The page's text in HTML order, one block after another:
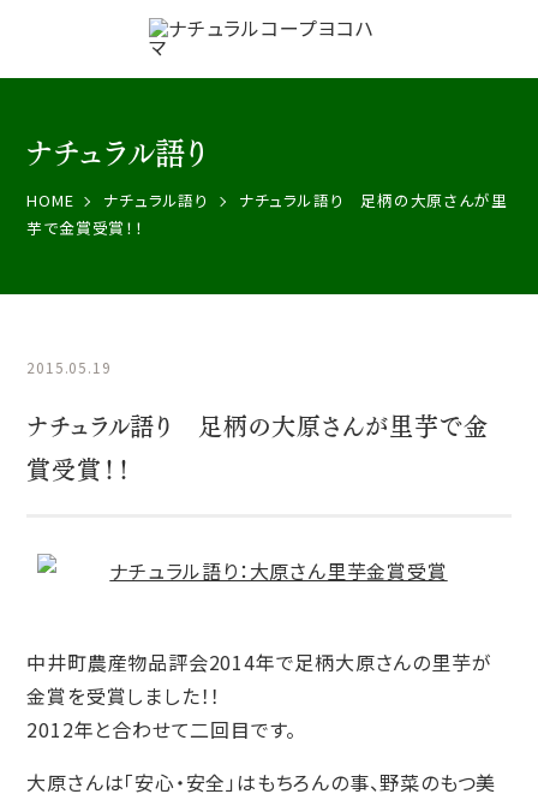
ナチュラル語り
HOME ナチュラル語り
ナチュラル語り 足柄の大原さんが里
芋で金賞受賞！！
2015.05.19
ナチュラル語り 足柄の大原さんが里芋で金
賞受賞！！
中井町農産物品評会2014年で足柄大原さんの里芋が
金賞を受賞しました！！
2012年と合わせて二回目です。
大原さんは「安心・安全」はもちろんの事、野菜のもつ美